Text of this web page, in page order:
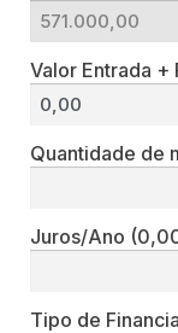
Valor Entrada +
Quantidade de
Juros/Ano
Tipo de